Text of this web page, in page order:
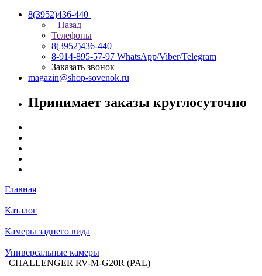
8(3952)436-440
Назад
Телефоны
8(3952)436-440
8-914-895-57-97 WhatsApp/Viber/Telegram
Заказать звонок
magazin@shop-sovenok.ru
Принимает заказы круглосуточно
Главная
Каталог
Камеры заднего вида
Универсальные камеры
CHALLENGER RV-M-G20R (PAL)